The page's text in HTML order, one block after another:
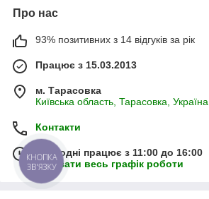
Про нас
93% позитивних з 14 відгуків за рік
Працює з 15.03.2013
м. Тарасовка
Київська область, Тарасовка, Україна
Контакти
Сьогодні працює з 11:00 до 16:00
Показати весь графік роботи
КНОПКА
ЗВ'ЯЗКУ